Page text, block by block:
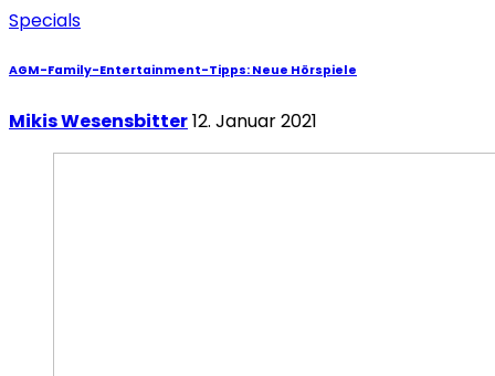
Specials
AGM-Family-Entertainment-Tipps: Neue Hörspiele
Mikis Wesensbitter12. Januar 2021